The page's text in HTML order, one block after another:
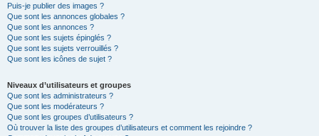
Puis-je publier des images ?
Que sont les annonces globales ?
Que sont les annonces ?
Que sont les sujets épinglés ?
Que sont les sujets verrouillés ?
Que sont les icônes de sujet ?
Niveaux d’utilisateurs et groupes
Que sont les administrateurs ?
Que sont les modérateurs ?
Que sont les groupes d’utilisateurs ?
Où trouver la liste des groupes d’utilisateurs et comment les rejoindre ?